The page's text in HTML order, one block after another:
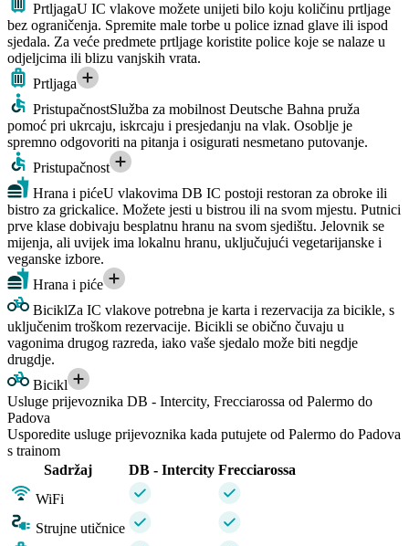
PrtljagaU IC vlakove možete unijeti bilo koju količinu prtljage
bez ograničenja. Spremite male torbe u police iznad glave ili ispod
sjedala. Za veće predmete prtljage koristite police koje se nalaze u
odjeljcima ili blizu vanjskih vrata.
Prtljaga
PristupačnostSlužba za mobilnost Deutsche Bahna pruža
pomoć pri ukrcaju, iskrcaju i presjedanju na vlak. Osoblje je
spremno odgovoriti na pitanja i osigurati nesmetano putovanje.
Pristupačnost
Hrana i pićeU vlakovima DB IC postoji restoran za obroke ili
bistro za grickalice. Možete jesti u bistrou ili na svom mjestu. Putnici
prve klase dobivaju besplatnu hranu na svom sjedištu. Jelovnik se
mijenja, ali uvijek ima lokalnu hranu, uključujući vegetarijanske i
veganske izbore.
Hrana i piće
BiciklZa IC vlakove potrebna je karta i rezervacija za bicikle, s
uključenim troškom rezervacije. Bicikli se obično čuvaju u
vagonima drugog razreda, iako vaše sjedalo može biti negdje
drugdje.
Bicikl
Usluge prijevoznika DB - Intercity, Frecciarossa od Palermo do
Padova
Usporedite usluge prijevoznika kada putujete od Palermo do Padova
s trainom
Sadržaj
DB - Intercity Frecciarossa
WiFi
Strujne utičnice